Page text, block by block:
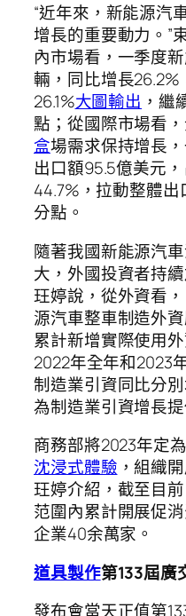
“近年來，新能源汽
增長的重要動力。”
內市場看，一季度
輛，同比增長
26.1%大圖輸出 ，繼
點；從國際市場看
盒場需求保持增長
出口額95.5億美元
44.7%，拉動整體出
分點。
隨著我國新能源汽
大，外國投資者持
玨婷說，從外資看
源汽車整車制造外
累計新增實際使用
2022年全年和2023
制造業引資同比分別
為制造業引資增長
商務部將2023年定
沈浸式體驗 ，組織
玨婷介紹，截至目
范圍內累計開展促
企業40余萬家。
道具製作第133屆廣
發布會當天正值第